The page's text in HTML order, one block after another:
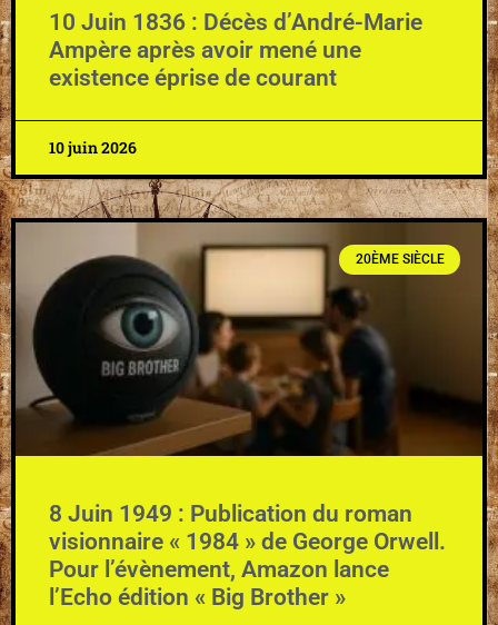
10 Juin 1836 : Décès d’André-Marie
Ampère après avoir mené une
existence éprise de courant
10 juin 2026
20ÈME SIÈCLE
8 Juin 1949 : Publication du roman
visionnaire « 1984 » de George Orwell.
Pour l’évènement, Amazon lance
l’Echo édition « Big Brother »